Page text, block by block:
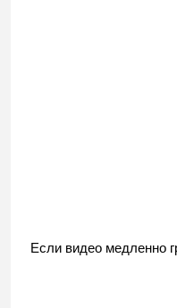
Если видео медленно